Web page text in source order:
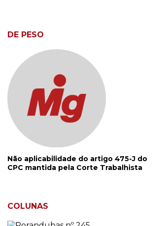
DE PESO
Não aplicabilidade do artigo 475-J do
CPC mantida pela Corte Trabalhista
COLUNAS